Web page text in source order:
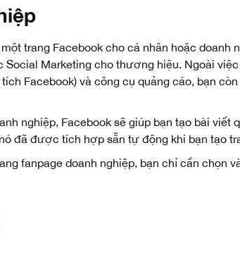
trang Facebook cho cá nhân hoặc doanh
Marketing cho thương hiệu. Ngoài
Facebook) và công cụ quảng cáo, bạn
nghiệp, Facebook sẽ giúp bạn tạo bài
đã được tích hợp sẵn tự động khi bạn tạo
fanpage doanh nghiệp, bạn chỉ cần chọn